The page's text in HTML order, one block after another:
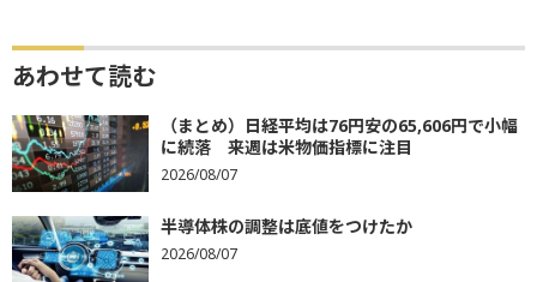
あわせて読む
（まとめ）日経平均は76円安の65,606円で小幅
に続落 来週は米物価指標に注目
2026/08/07
半導体株の調整は底値をつけたか
2026/08/07